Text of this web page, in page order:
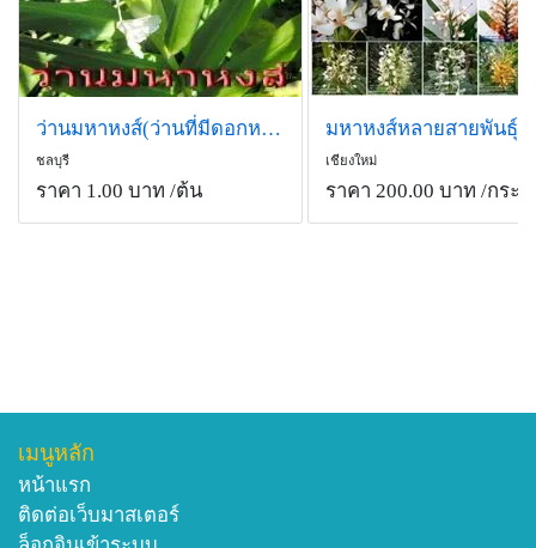
ว่านมหาหงส์(ว่านที่มีดอกหอมมากๆๆ)
ชลบุรี
ราคา 1.00 บาท /ต้น
มหาหงส์หลายสายพันธุ์
เชียงใหม่
ราคา 200.00 บาท /กระถ
เมนูหลัก
หน้าแรก
ติดต่อเว็บมาสเตอร์